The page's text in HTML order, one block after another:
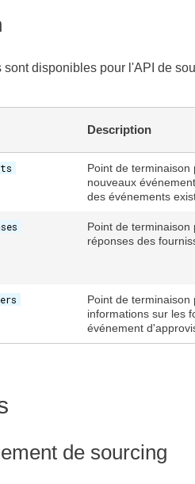
disponibles pour l'API de
Description
Point de
nouveaux
des événements
Point de
réponses des
Point de terminaison
informations sur les
événement
de sourcing